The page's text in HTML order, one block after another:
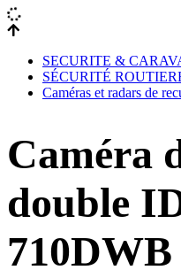
SECURITE &
SÉCURITÉ
Caméras et radars de
Caméra
double